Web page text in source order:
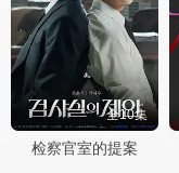
全10集
检察官室的提案